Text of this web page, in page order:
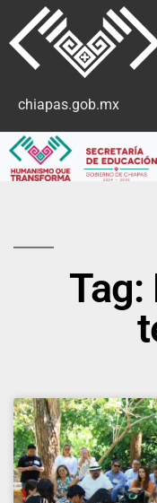
chiapas.gob.mx
Tag: